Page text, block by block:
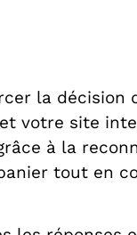
la décision
votre site
à la
tout en